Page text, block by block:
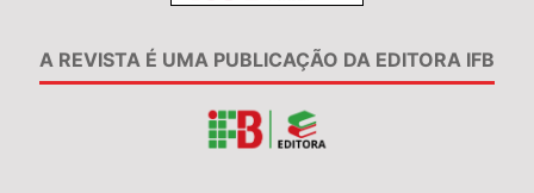
A REVISTA É UMA PUBLICAÇÃO DA EDITORA IFB